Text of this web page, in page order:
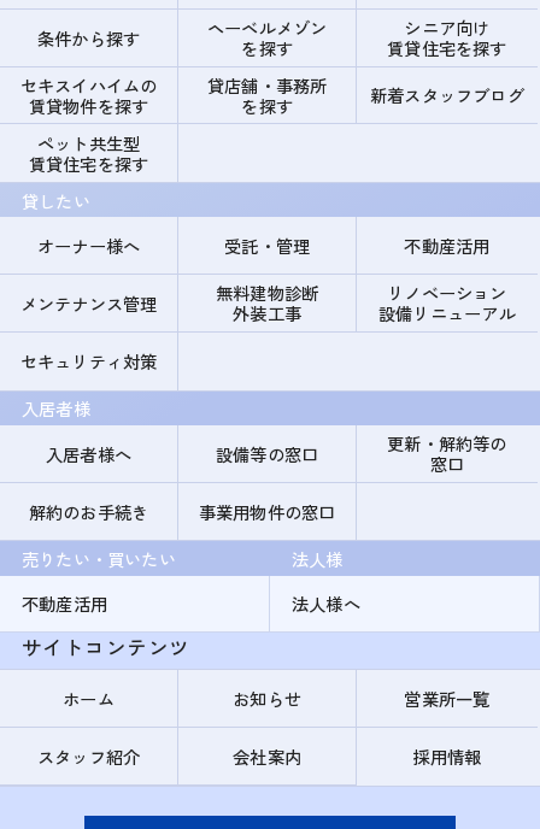
条件から探す
ヘーベルメゾン
を探す
シニア向け
賃貸住宅を探す
セキスイハイムの
賃貸物件を探す
貸店舗・事務所
を探す
新着スタッフブログ
ペット共生型
賃貸住宅を探す
貸したい
オーナー様へ
受託・管理 不動産活用
メンテナンス管理
無料建物診断
外装工事
リノベーション
設備リニューアル
セキュリティ対策
入居者様
入居者様へ
設備等の窓口
更新・解約等の
窓口
解約のお手続き
事業用物件の窓口
売りたい・買いたい
不動産活用
法人様
法人様へ
サイトコンテンツ
ホーム お知らせ 営業所一覧
スタッフ紹介 会社案内 採用情報